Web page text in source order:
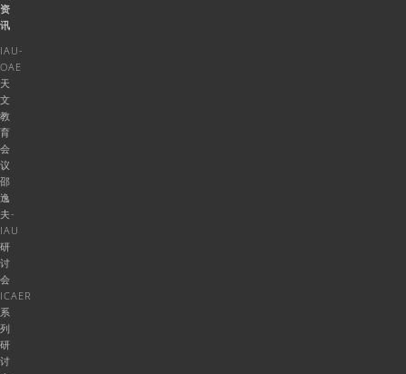
资
讯
IAU-
OAE
天
文
教
育
会
议
邵
逸
夫-
IAU
研
讨
会
ICAER
系
列
研
讨